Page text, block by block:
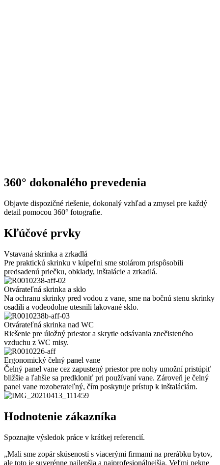
360° dokonalého prevedenia
Objavte dispozičné riešenie, dokonalý vzhľad a zmysel pre každý
detail pomocou 360° fotografie.
Kľúčové prvky
Vstavaná skrinka a zrkadlá
Pre praktickú skrinku v kúpeľni sme stolárom prispôsobili
predsadenú priečku, obklady, inštalácie a zrkadlá.
Otvárateľná skrinka a sklo
Na ochranu skrinky pred vodou z vane, sme na bočnú stenu skrinky
osadili a vodeodolne utesnili lakované sklo.
Otvárateľná skrinka nad WC
Riešenie pre úložný priestor a skrytie odsávania znečisteného
vzduchu z WC misy.
Ergonomický čelný panel vane
Čelný panel vane cez zapustený priestor pre nohy umožní pristúpiť
bližšie a ľahšie sa predkloniť pri používaní vane. Zároveň je čelný
panel vane rozoberateľný, čím poskytuje prístup k inštaláciám.
Hodnotenie zákazníka
Spoznajte výsledok práce v krátkej referencií.
„Mali sme zopár skúseností s viacerými firmami na prerábku bytov,
ale toto je suverénne najlepšia a najprofesionálnejšia. Veľmi pekne